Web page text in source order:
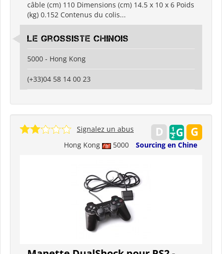
câble (cm) 110 Dimensions (cm) 14.5 x 10 x 6 Poids
(kg) 0.152 Contenus du colis...
Le grossiste chinois
5000 - Hong Kong
(+33)04 58 14 00 23
Hong Kong 5000 Sourcing en Chine
Signalez un abus